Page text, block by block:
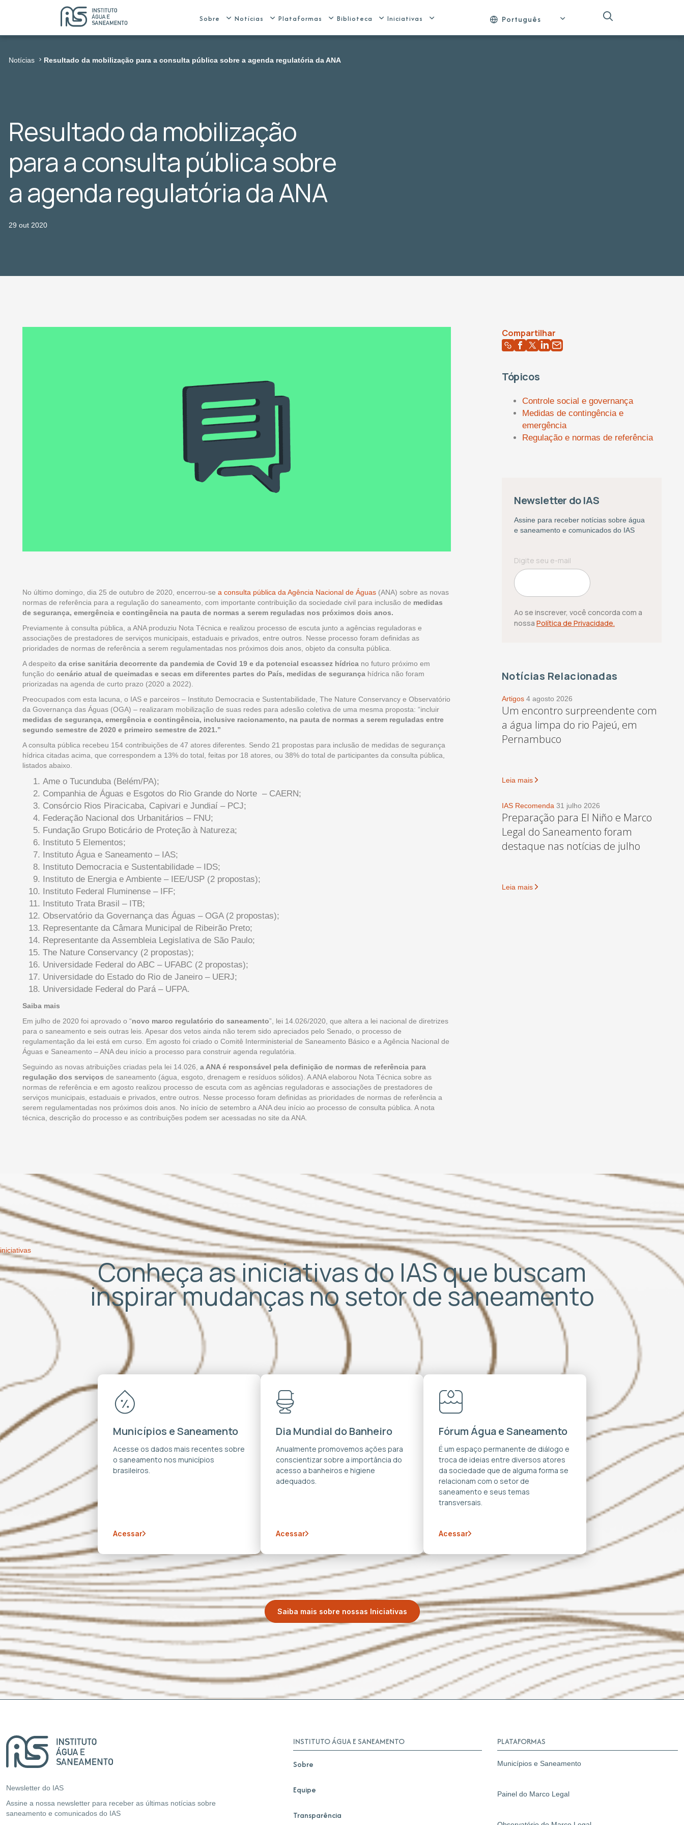
Sobre Notícias Plataformas Biblioteca Iniciativas Português
Notícias Resultado da mobilização para a consulta pública sobre a agenda regulatória da ANA
Resultado da mobilização
para a consulta pública sobre
a agenda regulatória da ANA
29 out 2020
No último domingo, dia 25 de outubro de 2020, encerrou-se a consulta pública da Agência Nacional de Águas (ANA) sobre as novas
normas de referência para a regulação do saneamento, com importante contribuição da sociedade civil para inclusão de medidas
de segurança, emergência e contingência na pauta de normas a serem reguladas nos próximos dois anos.
Previamente à consulta pública, a ANA produziu Nota Técnica e realizou processo de escuta junto a agências reguladoras e
associações de prestadores de serviços municipais, estaduais e privados, entre outros. Nesse processo foram definidas as
prioridades de normas de referência a serem regulamentadas nos próximos dois anos, objeto da consulta pública.
A despeito da crise sanitária decorrente da pandemia de Covid 19 e da potencial escassez hídrica no futuro próximo em
função do cenário atual de queimadas e secas em diferentes partes do País, medidas de segurança hídrica não foram
priorizadas na agenda de curto prazo (2020 a 2022).
Preocupados com esta lacuna, o IAS e parceiros – Instituto Democracia e Sustentabilidade, The Nature Conservancy e Observatório
da Governança das Águas (OGA) – realizaram mobilização de suas redes para adesão coletiva de uma mesma proposta: “incluir
medidas de segurança, emergência e contingência, inclusive racionamento, na pauta de normas a serem reguladas entre
segundo semestre de 2020 e primeiro semestre de 2021.”
A consulta pública recebeu 154 contribuições de 47 atores diferentes. Sendo 21 propostas para inclusão de medidas de segurança
hídrica citadas acima, que correspondem a 13% do total, feitas por 18 atores, ou 38% do total de participantes da consulta pública,
listados abaixo.
Ame o Tucunduba (Belém/PA);
Companhia de Águas e Esgotos do Rio Grande do Norte – CAERN;
Consórcio Rios Piracicaba, Capivari e Jundiaí – PCJ;
Federação Nacional dos Urbanitários – FNU;
Fundação Grupo Boticário de Proteção à Natureza;
Instituto 5 Elementos;
Instituto Água e Saneamento – IAS;
Instituto Democracia e Sustentabilidade – IDS;
Instituto de Energia e Ambiente – IEE/USP (2 propostas);
Instituto Federal Fluminense – IFF;
Instituto Trata Brasil – ITB;
Observatório da Governança das Águas – OGA (2 propostas);
Representante da Câmara Municipal de Ribeirão Preto;
Representante da Assembleia Legislativa de São Paulo;
The Nature Conservancy (2 propostas);
Universidade Federal do ABC – UFABC (2 propostas);
Universidade do Estado do Rio de Janeiro – UERJ;
Universidade Federal do Pará – UFPA.
Saiba mais
Em julho de 2020 foi aprovado o “novo marco regulatório do saneamento”, lei 14.026/2020, que altera a lei nacional de diretrizes
para o saneamento e seis outras leis. Apesar dos vetos ainda não terem sido apreciados pelo Senado, o processo de
regulamentação da lei está em curso. Em agosto foi criado o Comitê Interministerial de Saneamento Básico e a Agência Nacional de
Águas e Saneamento – ANA deu início a processo para construir agenda regulatória.
Seguindo as novas atribuições criadas pela lei 14.026, a ANA é responsável pela definição de normas de referência para
regulação dos serviços de saneamento (água, esgoto, drenagem e resíduos sólidos). A ANA elaborou Nota Técnica sobre as
normas de referência e em agosto realizou processo de escuta com as agências reguladoras e associações de prestadores de
serviços municipais, estaduais e privados, entre outros. Nesse processo foram definidas as prioridades de normas de referência a
serem regulamentadas nos próximos dois anos. No início de setembro a ANA deu início ao processo de consulta pública. A nota
técnica, descrição do processo e as contribuições podem ser acessadas no site da ANA.
Compartilhar
Tópicos
Controle social e governança
Medidas de contingência e
emergência
Regulação e normas de referência
Newsletter do IAS
Assine para receber notícias sobre água
e saneamento e comunicados do IAS
Ao se inscrever, você concorda com a
nossa Política de Privacidade.
Notícias Relacionadas
Artigos 4 agosto 2026
Um encontro surpreendente com
a água limpa do rio Pajeú, em
Pernambuco
Leia mais
IAS Recomenda 31 julho 2026
Preparação para El Niño e Marco
Legal do Saneamento foram
destaque nas notícias de julho
Leia mais
iniciativas
Conheça as iniciativas do IAS que buscam
inspirar mudanças no setor de saneamento
Municípios e Saneamento
Acesse os dados mais recentes sobre
o saneamento nos municípios
brasileiros.
Acessar
Dia Mundial do Banheiro
Anualmente promovemos ações para
conscientizar sobre a importância do
acesso a banheiros e higiene
adequados.
Acessar
Fórum Água e Saneamento
É um espaço permanente de diálogo e
troca de ideias entre diversos atores
da sociedade que de alguma forma se
relacionam com o setor de
saneamento e seus temas
transversais.
Acessar
Saiba mais sobre nossas Iniciativas
Newsletter do IAS
Assine a nossa newsletter para receber as últimas notícias sobre
saneamento e comunicados do IAS
INSTITUTO ÁGUA E SANEAMENTO
Sobre
Equipe
Transparência
PLATAFORMAS
Municípios e Saneamento
Painel do Marco Legal